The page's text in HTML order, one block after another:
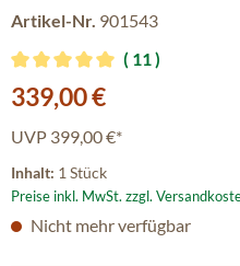
Artikel-Nr. 901543
Durchschnittliche Bewertung
11
Verkaufspreis:
339,00 €
UVP 399,00 €*
Inhalt: 1 Stück
Preise inkl. MwSt. zzgl.
Nicht mehr verfügbar